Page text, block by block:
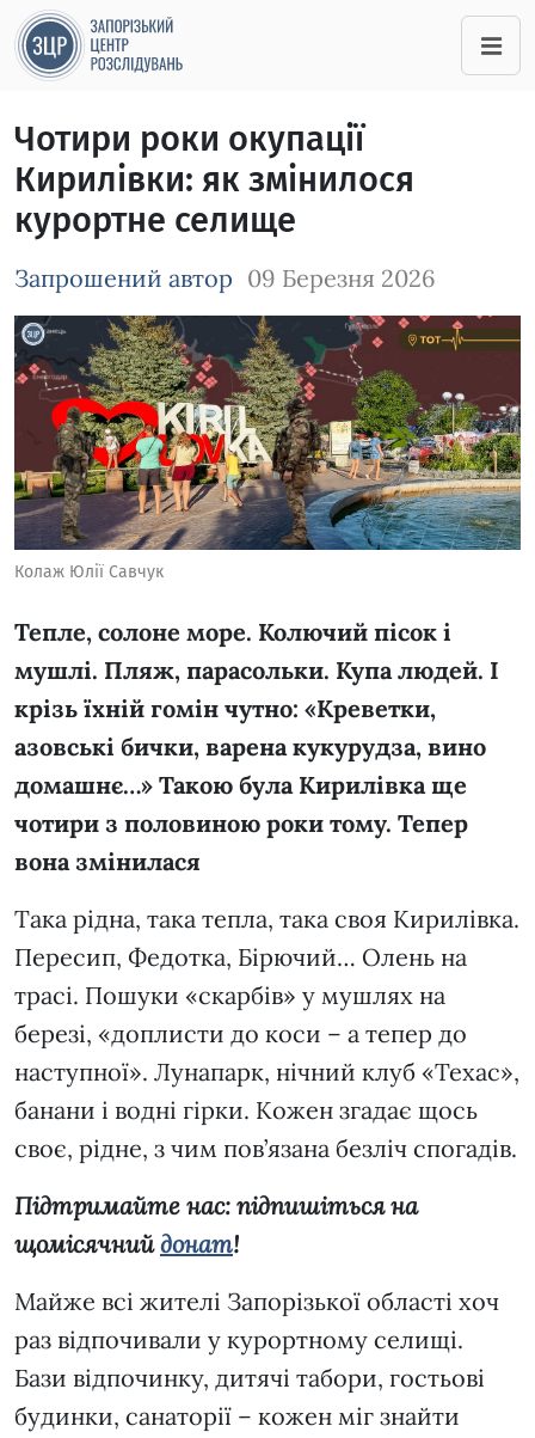
Чотири роки окупації
Кирилівки: як змінилося
курортне селище
Запрошений автор 09 Березня 2026
Зображення завантажується
Колаж Юлії Савчук
Тепле, солоне море. Колючий пісок і
мушлі. Пляж, парасольки. Купа людей. І
крізь їхній гомін чутно: «Креветки,
азовські бички, варена кукурудза, вино
домашнє…» Такою була Кирилівка ще
чотири з половиною роки тому. Тепер
вона змінилася
Така рідна, така тепла, така своя Кирилівка.
Пересип, Федотка, Бірючий… Олень на
трасі. Пошуки «скарбів» у мушлях на
березі, «доплисти до коси – а тепер до
наступної». Лунапарк, нічний клуб «Техас»,
банани і водні гірки. Кожен згадає щось
своє, рідне, з чим пов’язана безліч спогадів.
Підтримайте нас: підпишіться на
щомісячнийдонат!
Майже всі жителі Запорізької області хоч
раз відпочивали у курортному селищі.
Бази відпочинку, дитячі табори, гостьові
будинки, санаторії – кожен міг знайти